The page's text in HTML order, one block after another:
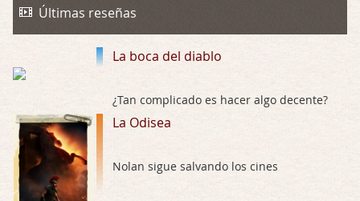
Por: Draghann
Trance
Por: Luar
Buena película, buen director y buenos ac …
El señor de las moscas
Por: Luar
Dudaba en ver la serie, una serie de 4 cap …
Últimas reseñas
La boca del diablo
¿Tan complicado es hacer algo decente?
La Odisea
Nolan sigue salvando los cines